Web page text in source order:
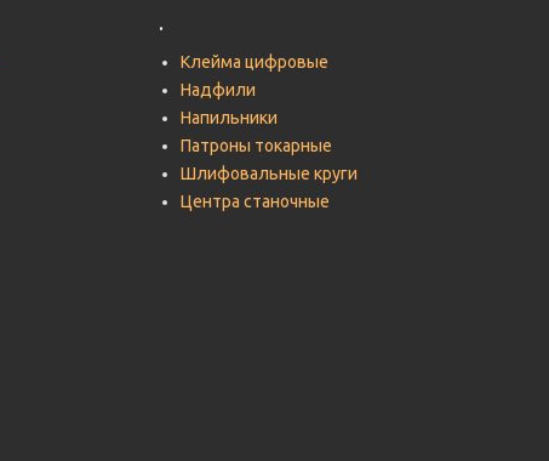
.
Клейма цифровые
Надфили
Напильники
Патроны токарные
Шлифовальные круги
Центра станочные